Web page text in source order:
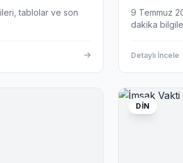
tablolar ve son
9 Temmuz
dakika
Detaylı İncele
DIN